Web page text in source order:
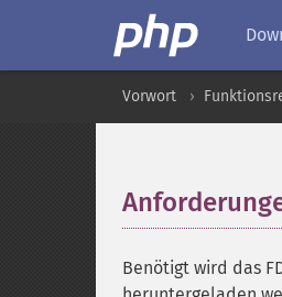
Vorwort
Benötigt wird das